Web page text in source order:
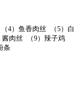
4）鱼香肉丝 （5）白
肉丝 （9）辣子鸡
条